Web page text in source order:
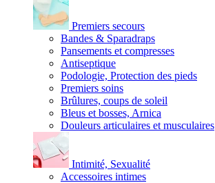
Premiers secours
Bandes & Sparadraps
Pansements et compresses
Antiseptique
Podologie, Protection des pieds
Premiers soins
Brûlures, coups de soleil
Bleus et bosses, Arnica
Douleurs articulaires et musculaires
Intimité, Sexualité
Accessoires intimes